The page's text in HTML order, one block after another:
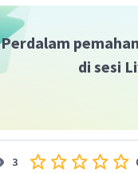
Perdalam
di sesi
3